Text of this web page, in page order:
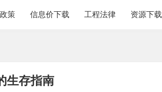
策 信息价下载 工程法律 资源下载
生存指南